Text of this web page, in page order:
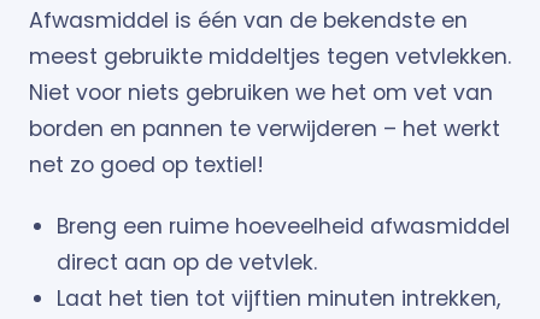
Afwasmiddel is één van de bekendste en
meest gebruikte middeltjes tegen vetvlekken.
Niet voor niets gebruiken we het om vet van
borden en pannen te verwijderen – het werkt
net zo goed op textiel!
Breng een ruime hoeveelheid afwasmiddel
direct aan op de vetvlek.
Laat het tien tot vijftien minuten intrekken,